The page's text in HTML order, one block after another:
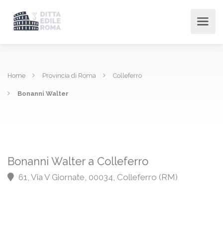
Home Provincia di Roma Colleferro
Bonanni Walter
Bonanni Walter a Colleferro
61, Via V Giornate, 00034, Colleferro (RM)